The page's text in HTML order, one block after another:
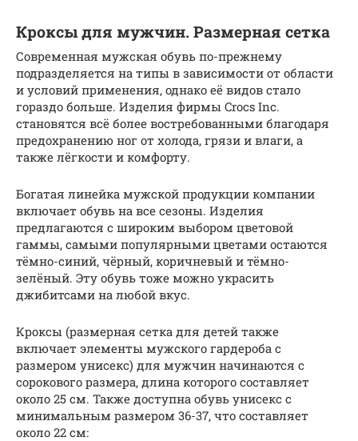
Кроксы для мужчин. Размерная сетка
Современная мужская обувь по-прежнему
подразделяется на типы в зависимости от области
и условий применения, однако её видов стало
гораздо больше. Изделия фирмы Crocs Inc.
становятся всё более востребованными благодаря
предохранению ног от холода, грязи и влаги, а
также лёгкости и комфорту.
Богатая линейка мужской продукции компании
включает обувь на все сезоны. Изделия
предлагаются с широким выбором цветовой
гаммы, самыми популярными цветами остаются
тёмно-синий, чёрный, коричневый и тёмно-
зелёный. Эту обувь тоже можно украсить
джибитсами на любой вкус.
Кроксы (размерная сетка для детей также
включает элементы мужского гардероба с
размером унисекс) для мужчин начинаются с
сорокового размера, длина которого составляет
около 25 см. Также доступна обувь унисекс с
минимальным размером 36-37, что составляет
около 22 см: